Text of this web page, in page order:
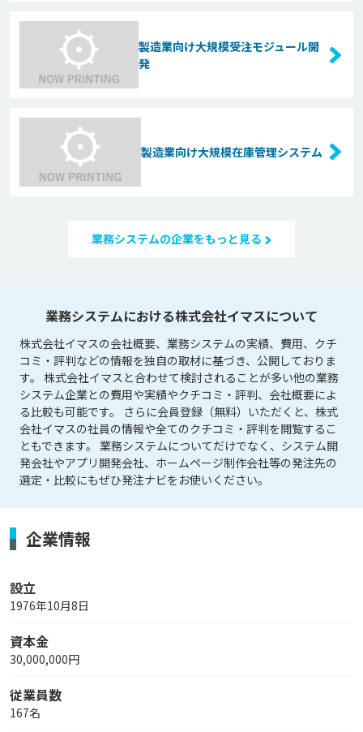
製造業向け大規模受注モジュール開
発
製造業向け大規模在庫管理システム
業務システムの企業をもっと見る
業務システムにおける株式会社イマスについて
株式会社イマスの会社概要、業務システムの実績、費用、クチ
コミ・評判などの情報を独自の取材に基づき、公開しておりま
す。 株式会社イマスと合わせて検討されることが多い他の業務
システム企業との費用や実績やクチコミ・評判、会社概要によ
る比較も可能です。 さらに会員登録（無料）いただくと、株式
会社イマスの社員の情報や全てのクチコミ・評判を閲覧するこ
ともできます。 業務システムについてだけでなく、システム開
発会社やアプリ開発会社、ホームページ制作会社等の発注先の
選定・比較にもぜひ発注ナビをお使いください。
企業情報
設立
1976年10月8日
資本金
30,000,000円
従業員数
167名